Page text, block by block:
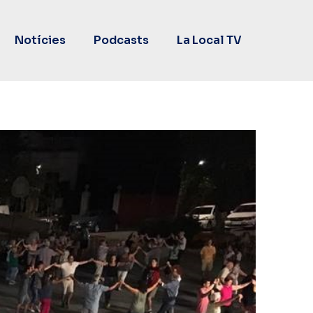
Notícies Podcasts La Local TV